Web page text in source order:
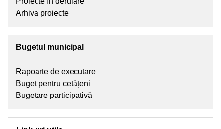
Arhiva proiecte
Bugetul municipal
Rapoarte de executare
Buget pentru cetățeni
Bugetare participativă